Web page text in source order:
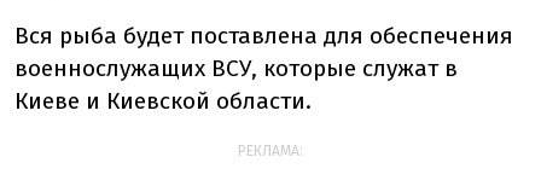
Вся рыба будет поставлена для обеспечения
военнослужащих ВСУ, которые служат в
Киеве и Киевской области.
РЕКЛАМА: